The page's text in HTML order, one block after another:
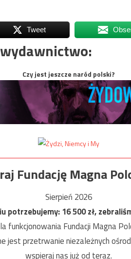
Tweet
Czy jest jeszcze naród polski?
Fundację Magna
Sierpień 2026
potrzebujemy:16 500zł,
funkcjonowania Fundacji Magna
jest przetrwanie niezależnych
wspieraj nas już od teraz.